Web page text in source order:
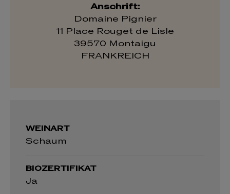
WEINART
Schaum
BIOZERTIFIKAT
Ja
Anschrift:
Domaine Pignier
11 Place Rouget de Lisle
39570 Montaigu
FRANKREICH